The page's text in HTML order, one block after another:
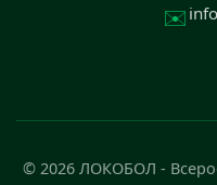
✉️
© 2026 ЛОКОБОЛ -